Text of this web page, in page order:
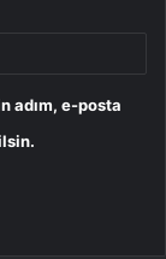
adım, e-posta